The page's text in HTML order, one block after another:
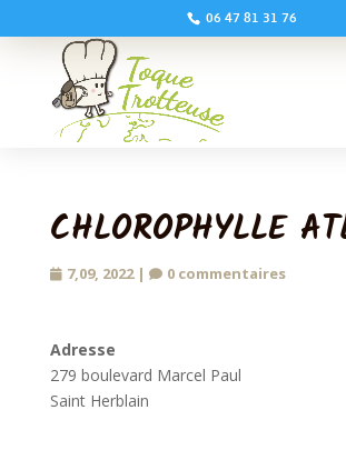
06 47 81 31 76
CHLOROPHYLLE
7,09, 2022| 0 commentaires
Adresse
279 boulevard Marcel Paul
Saint Herblain